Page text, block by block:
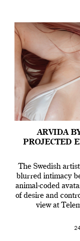
ARVIDA
PROJECTED
The Swedish
blurred intimacy
animal-coded
of desire and
view at